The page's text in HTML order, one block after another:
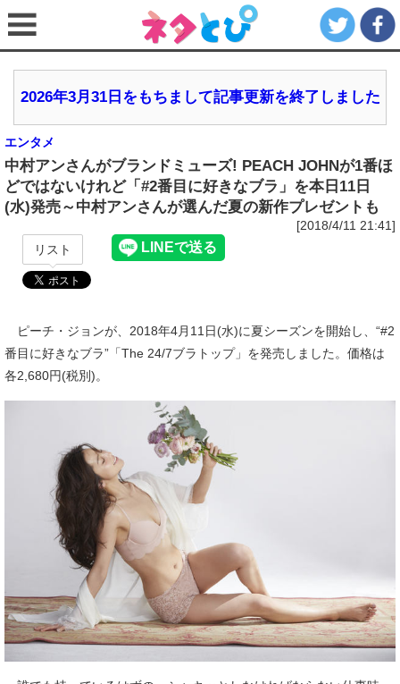
2026年3月31日をもちまして記事更新を終了しました
エンタメ
中村アンさんがブランドミューズ! PEACH JOHNが1番ほ
どではないけれど「#2番目に好きなブラ」を本日11日
(水)発売～中村アンさんが選んだ夏の新作プレゼントも
[2018/4/11 21:41]
リスト
ピーチ・ジョンが、2018年4月11日(水)に夏シーズンを開始し、“#2
番目に好きなブラ”「The 24/7ブラトップ」を発売しました。価格は
各2,680円(税別)。